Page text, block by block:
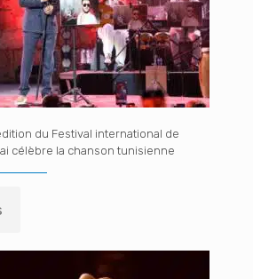
du Festival international de
célèbre la chanson tunisienne